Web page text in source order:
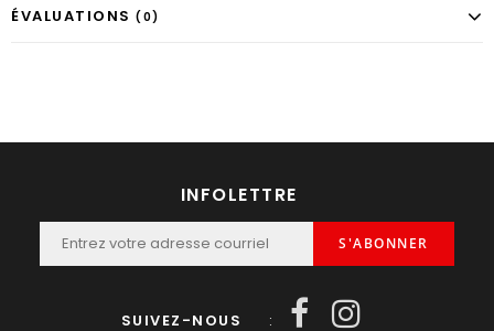
ÉVALUATIONS (0)
INFOLETTRE
S'ABONNER
SUIVEZ-NOUS :